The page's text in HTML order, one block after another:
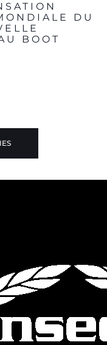
DU
BOOT